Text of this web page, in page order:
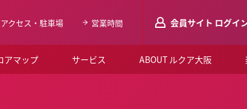
アクセス・駐車場 営業時間 会員サイト ログイ
アマップ サービス ABOUT ルクア大阪